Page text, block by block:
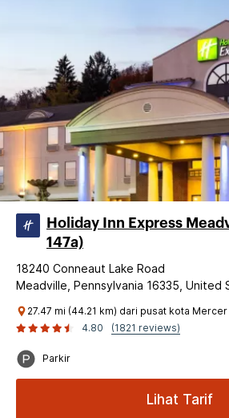
Holiday Inn Express
147a)
18240 Conneaut Lake Road
Meadville, Pennsylvania 16335, United
27.47 mi (44.21 km) dari pusat kota Mercer
4.80
(1821 reviews)
Parkir
Lihat Tarif